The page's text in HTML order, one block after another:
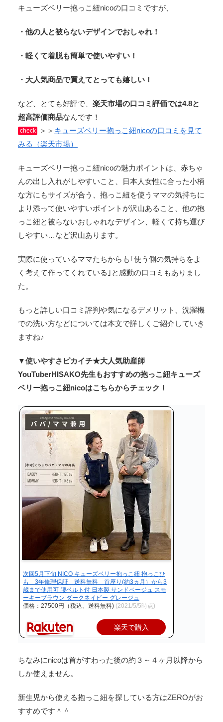
キューズベリー抱っこ紐nicoの口コミですが、
・他の人と被らないデザインでおしゃれ！
・軽くて着脱も簡単で使いやすい！
・大人気商品で買えてとっても嬉しい！
など、とても好評で、 楽天市場の口コミ評価では4.8と
超高評価商品なんです！
check ＞＞ キューズベリー抱っこ紐nicoの口コミを見て
みる（楽天市場）
キューズベリー抱っこ紐nicoの魅力ポイントは、赤ちゃ
んの出し入れがしやすいこと、日本人女性に合った小柄
な方にもサイズが合う、抱っこ紐を使うママの気持ちに
より添って使いやすいポイントが沢山あること、他の抱
っこ紐と被らないおしゃれなデザイン、軽くて持ち運び
しやすい…など沢山あります。
実際に使っているママたちからも｢使う側の気持ちをよ
く考えて作ってくれている｣と感動の口コミもありまし
た。
もっと詳しい口コミ評判や気になるデメリット、洗濯機
での洗い方などについては本文で詳しくご紹介していき
ますね♪
▼使いやすさピカイチ★大人気助産師
YouTuberHISAKO先生もおすすめの抱っこ紐キューズ
ベリー抱っこ紐nicoはこちらからチェック！
次回5月下旬 NICO キューズベリー抱っこ紐 抱っこひ
も 3年修理保証 送料無料 首座り(約3ヵ月）から3
歳まで使用可 腰ベルト付 日本製 サンドベージュ スモ
ーキーブラウン ダークネイビー グレージュ
価格：27500円（税込、送料無料) (2021/5/5時点)
楽天で購入
ちなみにnicoは首がすわった後の約３～４ヶ月以降から
しか使えません。
新生児から使える抱っこ紐を探している方はZEROがお
すすめです＾＾